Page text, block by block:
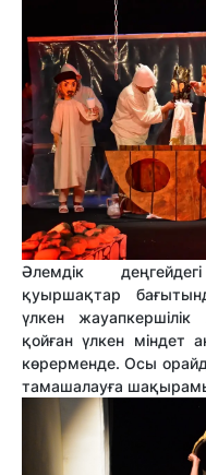
Әлемдік
қуыршақтар
үлкен жауапкершілік
қойған үлкен міндет
көрерменде. Осы
тамашалауға